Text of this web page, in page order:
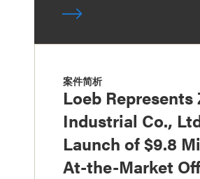
案件简析
Loeb Represents
Industrial Co.,
Launch of $9.8
At-the-Market